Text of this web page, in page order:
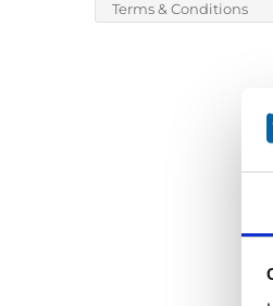
Terms & Conditions